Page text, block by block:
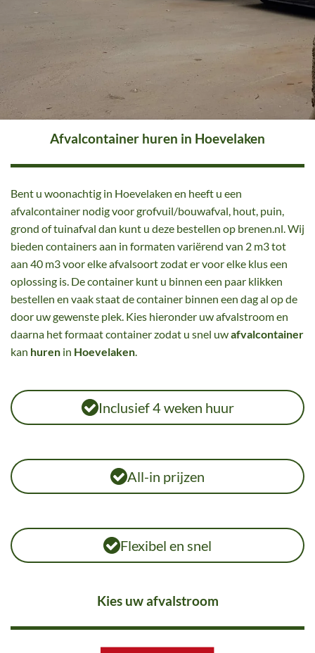
Afvalcontainer huren in Hoevelaken
Bent u woonachtig in Hoevelaken en heeft u een
afvalcontainer nodig voor grofvuil/bouwafval, hout, puin,
grond of tuinafval dan kunt u deze bestellen op brenen.nl. Wij
bieden containers aan in formaten variërend van 2 m3 tot
aan 40 m3 voor elke afvalsoort zodat er voor elke klus een
oplossing is. De container kunt u binnen een paar klikken
bestellen en vaak staat de container binnen een dag al op de
door uw gewenste plek. Kies hieronder uw afvalstroom en
daarna het formaat container zodat u snel uwafvalcontainer
kan huren in Hoevelaken.
Inclusief 4 weken huur
All-in prijzen
Flexibel en snel
Kies uw afvalstroom